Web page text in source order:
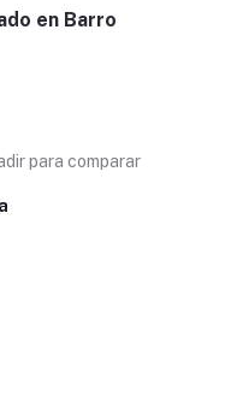
en Barro
para comparar